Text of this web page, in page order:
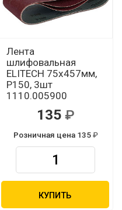
Лента
шлифовальная
ELITECH 75х457мм,
Р150, 3шт
1110.005900
135
Розничная цена 135
КУПИТЬ